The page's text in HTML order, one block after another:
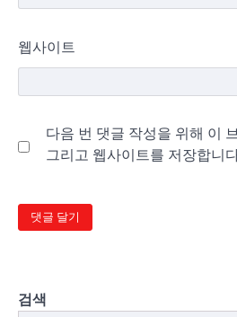
웹사이트
다음 번 댓글 작성을 위해 이
그리고 웹사이트를 저장합니
검색